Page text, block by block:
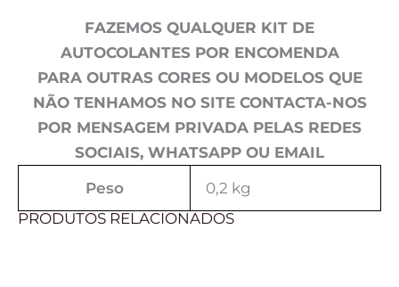
FAZEMOS QUALQUER KIT DE
AUTOCOLANTES POR ENCOMENDA
PARA OUTRAS CORES OU MODELOS QUE
NÃO TENHAMOS NO SITE CONTACTA-NOS
POR MENSAGEM PRIVADA PELAS REDES
SOCIAIS, WHATSAPP OU EMAIL
Peso
0,2 kg
PRODUTOS RELACIONADOS